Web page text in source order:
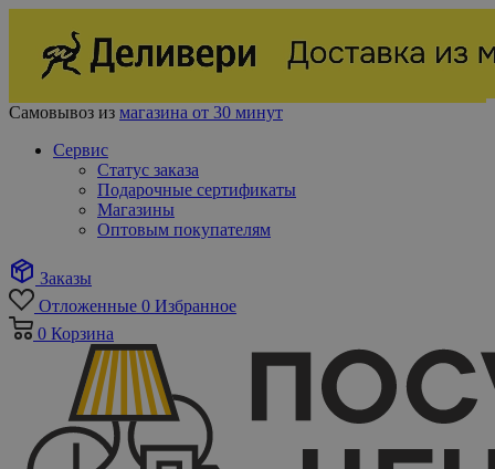
Самовывоз из магазина от 30 минут
Сервис
Статус заказа
Подарочные сертификаты
Магазины
Оптовым покупателям
Заказы
Отложенные 0 Избранное
0 Корзина